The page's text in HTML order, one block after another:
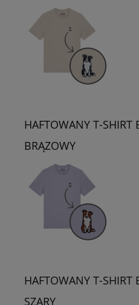
HAFTOWANY T-SHIRT
BRĄZOWY
HAFTOWANY T-SHIRT
SZARY